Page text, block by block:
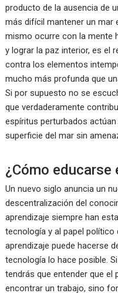
producto de la ausencia de
más difícil mantener un mar
mismo ocurre con la mente
y lograr la paz interior, es el
contra los elementos
mucho más profunda que
Si por supuesto no se
que verdaderamente
espíritus perturbados
superficie del mar sin
¿Cómo educarse
Un nuevo siglo anuncia un
descentralización del
aprendizaje siempre han
tecnología y al papel político
aprendizaje puede hacerse
tecnología lo hace posible.
tendrás que entender que el
encontrar un trabajo, sino